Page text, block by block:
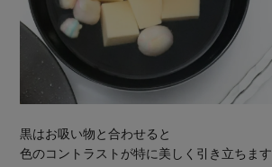
黒はお吸い物と合わせると
色のコントラストが特に美しく引き立ちます